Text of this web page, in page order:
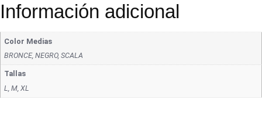
Información adicional
Color Medias
BRONCE, NEGRO, SCALA
Tallas
L, M, XL